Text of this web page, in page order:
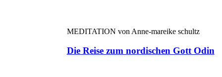
MEDITATION von Anne-mareike schultz
Die Reise zum nordischen Gott Odin